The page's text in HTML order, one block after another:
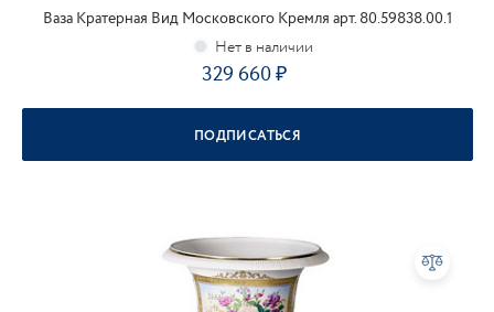
Ваза Кратерная Вид Московского Кремля арт. 80.59838.00.1
329 660
ПОДПИСАТЬСЯ